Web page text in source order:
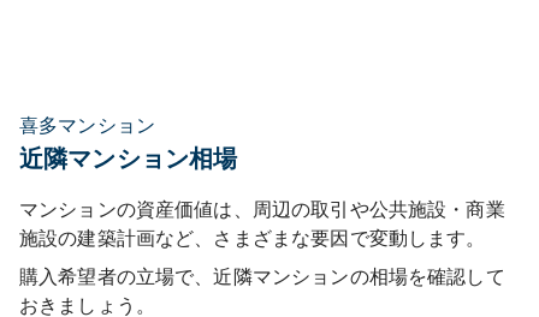
喜多マンション
近隣マンション相場
マンションの資産価値は、周辺の取引や公共施設・商業
施設の建築計画など、さまざまな要因で変動します。
購入希望者の立場で、近隣マンションの相場を確認して
おきましょう。